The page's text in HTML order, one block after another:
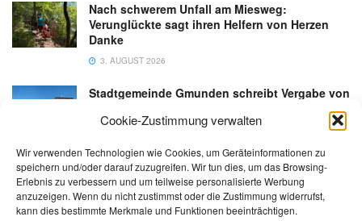
Cookie-Zustimmung verwalten
Wir verwenden Technologien wie Cookies, um Geräteinformationen zu
speichern und/oder darauf zuzugreifen. Wir tun dies, um das Browsing-
Erlebnis zu verbessern und um teilweise personalisierte Werbung
anzuzeigen. Wenn du nicht zustimmst oder die Zustimmung widerrufst,
kann dies bestimmte Merkmale und Funktionen beeinträchtigen.
Nach schwerem Unfall am Miesweg:
Verunglückte sagt ihren Helfern von Herzen
Danke
3. AUGUST 2026
Stadtgemeinde Gmunden schreibt Vergabe von
Gastronomiebetrieb an der Esplanade neu aus